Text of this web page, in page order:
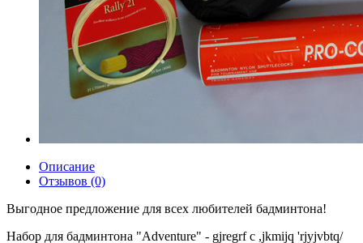
Описание
Отзывов (0)
Выгодное предложение для всех любителей бадминтона!
Набор для бадминтона "Adventure" - gjregrf c ,jkmijq 'rjyjvbtq/